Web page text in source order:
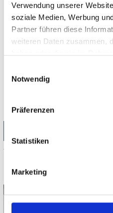
Verwendung unserer
soziale Medien, Werbung
Partner führen diese
weiteren Daten zusammen,
haben oder die sie im
Notwendig
Präferenzen
Statistiken
Marketing
Hier finden Sie eine Übersicht